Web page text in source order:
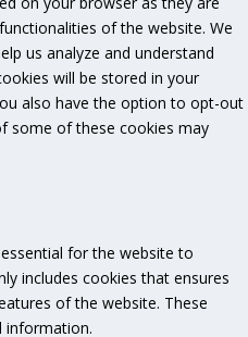
of the website. We
us analyze and understand
will be stored in your
also have the option to opt-out
some of these cookies may
for the website to
includes cookies that ensures
of the website. These
information.